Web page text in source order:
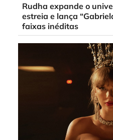
Rudha expande o
estreia e lança
faixas inéditas